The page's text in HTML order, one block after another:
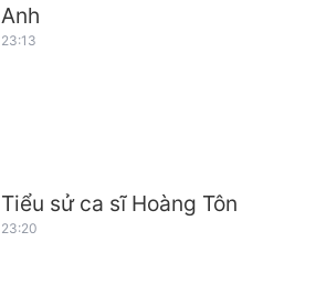
Anh
23:13
Tiểu sử ca sĩ Hoàng Tôn
23:20